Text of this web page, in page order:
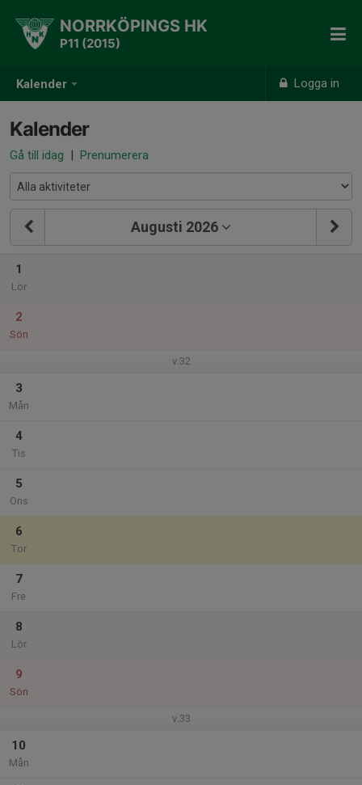
Kalender Logga in
NORRKÖPINGS HK
P11 (2015)
Kalender
Gå till idag | Prenumerera
Augusti 2026
1
Lör
2
Sön
v.32
3
Mån
4
Tis
5
Ons
6
Tor
7
Fre
8
Lör
9
Sön
v.33
10
Mån